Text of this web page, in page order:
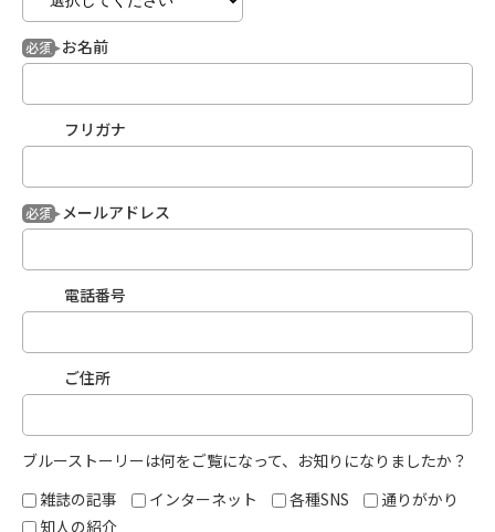
必須 お名前
フリガナ
必須 メールアドレス
電話番号
ご住所
ブルーストーリーは何をご覧になって、お知りになりましたか？
雑誌の記事
インターネット 各種SNS
通りがかり
知人の紹介